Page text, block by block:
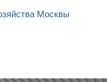
Москвы